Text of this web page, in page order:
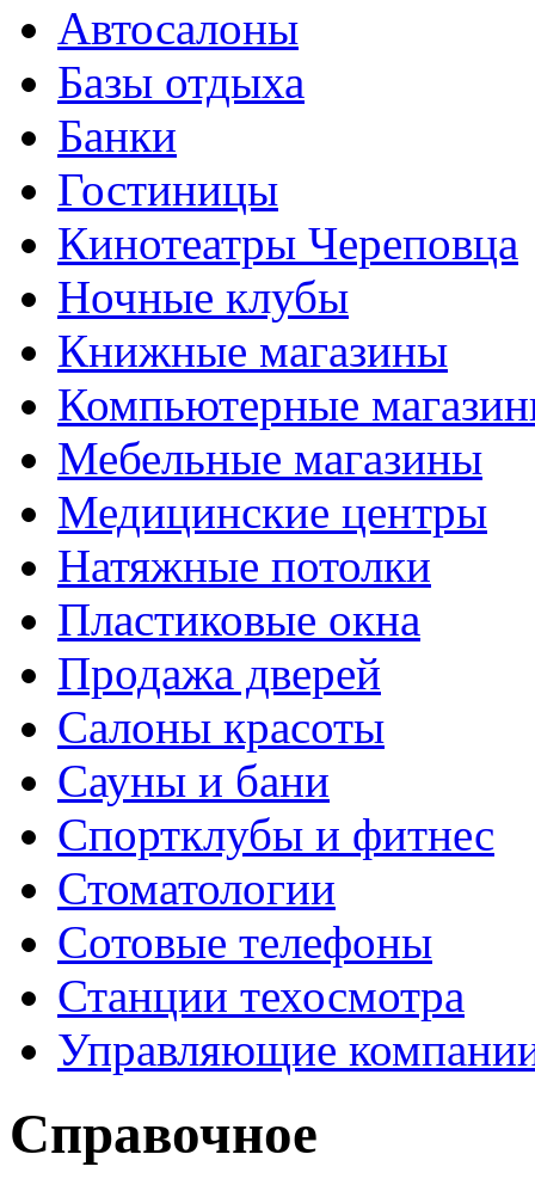
Автосалоны
Базы отдыха
Банки
Гостиницы
Кинотеатры Череповца
Ночные клубы
Книжные магазины
Компьютерные
Мебельные магазины
Медицинские центры
Натяжные потолки
Пластиковые окна
Продажа дверей
Салоны красоты
Сауны и бани
Спортклубы и фитнес
Стоматологии
Сотовые телефоны
Станции техосмотра
Управляющие
Справочное